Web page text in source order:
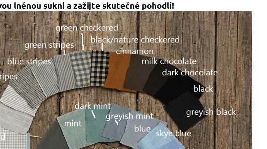
lněnou sukni a zažijte skutečné pohodlí!